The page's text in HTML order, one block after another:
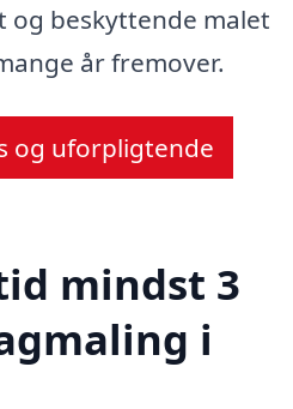
og beskyttende malet
år fremover.
og uforpligtende
mindst 3
i